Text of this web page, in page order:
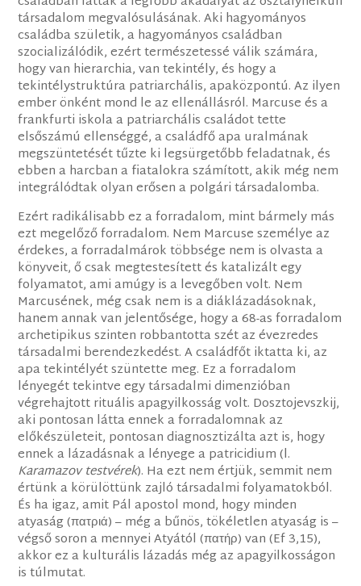
társadalom megvalósulásának. Aki hagyományos
családba születik, a hagyományos családban
szocializálódik, ezért természetessé válik számára,
hogy van hierarchia, van tekintély, és hogy a
tekintélystruktúra patriarchális, apaközpontú. Az ilyen
ember önként mond le az ellenállásról. Marcuse és a
frankfurti iskola a patriarchális családot tette
elsőszámú ellenséggé, a családfő apa uralmának
megszüntetését tűzte ki legsürgetőbb feladatnak, és
ebben a harcban a fiatalokra számított, akik még nem
integrálódtak olyan erősen a polgári társadalomba.
Ezért radikálisabb ez a forradalom, mint bármely más
ezt megelőző forradalom. Nem Marcuse személye az
érdekes, a forradalmárok többsége nem is olvasta a
könyveit, ő csak megtestesített és katalizált egy
folyamatot, ami amúgy is a levegőben volt. Nem
Marcusének, még csak nem is a diáklázadásoknak,
hanem annak van jelentősége, hogy a 68-as forradalom
archetipikus szinten robbantotta szét az évezredes
társadalmi berendezkedést. A családfőt iktatta ki, az
apa tekintélyét szüntette meg. Ez a forradalom
lényegét tekintve egy társadalmi dimenzióban
végrehajtott rituális apagyilkosság volt. Dosztojevszkij,
aki pontosan látta ennek a forradalomnak az
előkészületeit, pontosan diagnosztizálta azt is, hogy
ennek a lázadásnak a lényege a patricidium (l.
Karamazov testvérek). Ha ezt nem értjük, semmit nem
értünk a körülöttünk zajló társadalmi folyamatokból.
És ha igaz, amit Pál apostol mond, hogy minden
atyaság (πατριά) – még a bűnös, tökéletlen atyaság is –
végső soron a mennyei Atyától (πατήρ) van (Ef 3,15),
akkor ez a kulturális lázadás még az apagyilkosságon
is túlmutat.